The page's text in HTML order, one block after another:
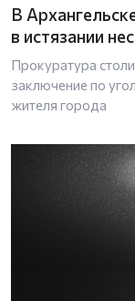
В
в истязании
Прокуратура
заключение по
жителя города